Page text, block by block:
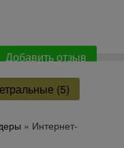
Добавить отзыв
(5)
» Интернет-